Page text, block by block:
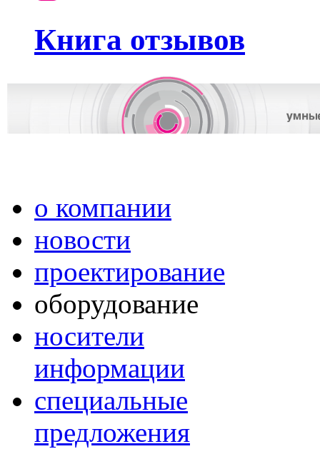
Книга отзывов
о компании
новости
проектирование
оборудование
носители
информации
специальные
предложения